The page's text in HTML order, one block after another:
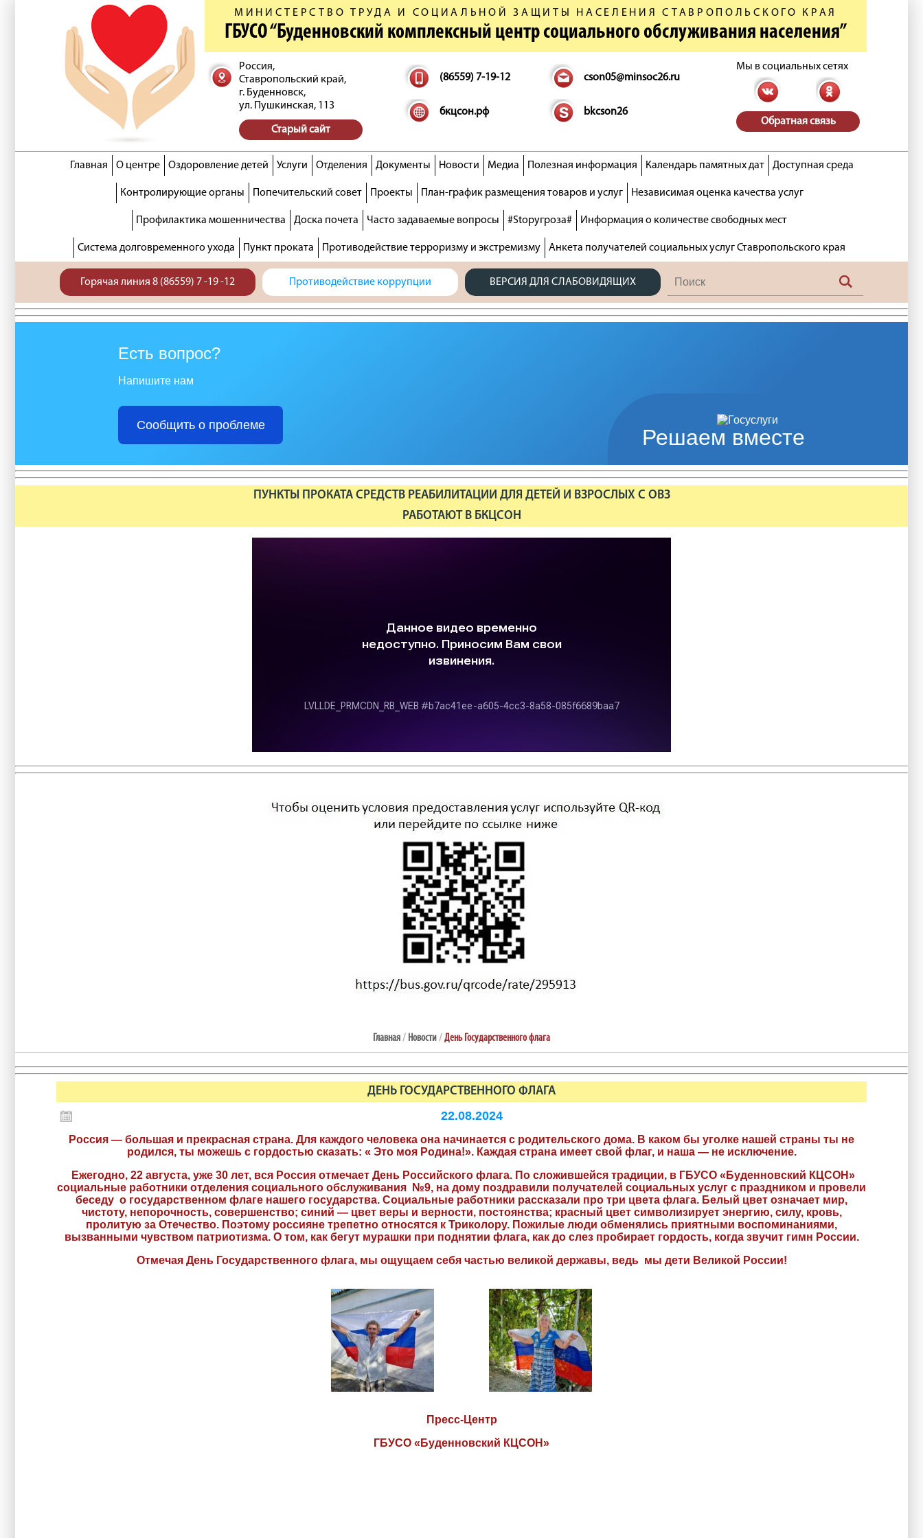
МИНИСТЕРСТВО ТРУДА И СОЦИАЛЬНОЙ ЗАЩИТЫ НАСЕЛЕНИЯ СТАВРОПОЛЬСКОГО КРАЯ
ГБУСО “Буденновский комплексный центр социального обслуживания населения”
Россия,
Ставропольский край,
г. Буденновск,
ул. Пушкинская, 113
Старый сайт
(86559) 7-19-12 cson05@minsoc26.ru
бкцсон.рф bkcson26
Мы в социальных сетях
Обратная связь
Главная О центре Оздоровление детей Услуги Отделения Документы Новости Медиа Полезная информация Календарь памятных дат Доступная среда
Контролирующие органы Попечительский совет Проекты План-график размещения товаров и услуг Независимая оценка качества услуг
Профилактика мошенничества Доска почета Часто задаваемые вопросы #Stopугроза# Информация о количестве свободных мест
Система долговременного ухода Пункт проката Противодействие терроризму и экстремизму Анкета получателей социальных услуг Ставропольского края
Горячая линия 8 (86559) 7 -19 -12 Противодействие коррупции ВЕРСИЯ ДЛЯ СЛАБОВИДЯЩИХ
Решаем вместе
Есть вопрос?
Напишите нам
Сообщить о проблеме
ПУНКТЫ ПРОКАТА СРЕДСТВ РЕАБИЛИТАЦИИ ДЛЯ ДЕТЕЙ И ВЗРОСЛЫХ С ОВЗ
РАБОТАЮТ В БКЦСОН
Главная/ Новости/День Государственного флага
ДЕНЬ ГОСУДАРСТВЕННОГО ФЛАГА
22.08.2024
Россия — большая и прекрасная страна. Для каждого человека она начинается с родительского дома. В каком бы уголке нашей страны ты не
родился, ты можешь с гордостью сказать: « Это моя Родина!». Каждая страна имеет свой флаг, и наша — не исключение.
Ежегодно, 22 августа, уже 30 лет, вся Россия отмечает День Российского флага. По сложившейся традиции, в ГБУСО «Буденновский КЦСОН»
социальные работники отделения социального обслуживания №9, на дому поздравили получателей социальных услуг с праздником и провели
беседу о государственном флаге нашего государства. Социальные работники рассказали про три цвета флага. Белый цвет означает мир,
чистоту, непорочность, совершенство; синий — цвет веры и верности, постоянства; красный цвет символизирует энергию, силу, кровь,
пролитую за Отечество. Поэтому россияне трепетно относятся к Триколору. Пожилые люди обменялись приятными воспоминаниями,
вызванными чувством патриотизма. О том, как бегут мурашки при поднятии флага, как до слез пробирает гордость, когда звучит гимн России.
Отмечая День Государственного флага, мы ощущаем себя частью великой державы, ведь мы дети Великой России!
Пресс-Центр
ГБУСО «Буденновский КЦСОН»